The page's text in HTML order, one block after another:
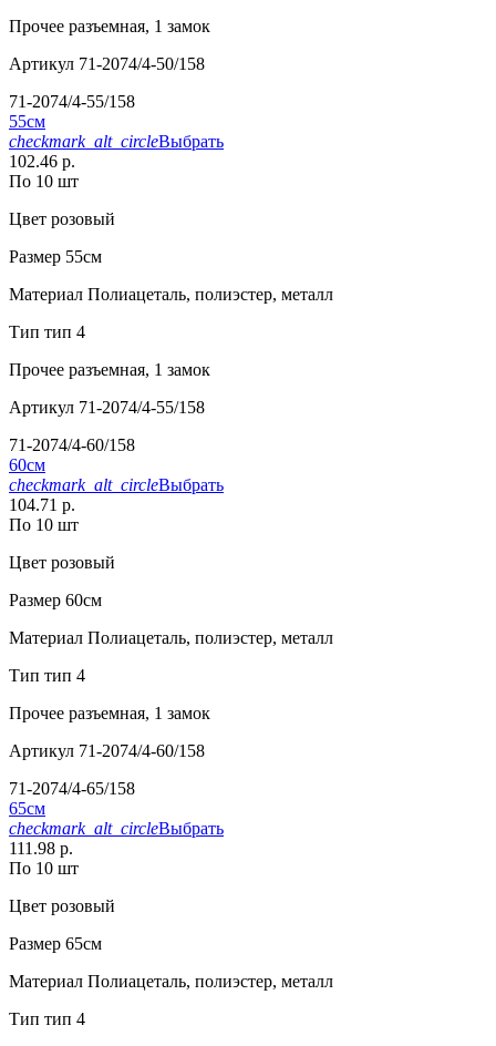
Прочее разъемная, 1 замок
Артикул 71-2074/4-50/158
71-2074/4-55/158
55см
checkmark_alt_circleВыбрать
102.46 р.
По 10 шт
Цвет розовый
Размер 55см
Материал Полиацеталь, полиэстер, металл
Тип тип 4
Прочее разъемная, 1 замок
Артикул 71-2074/4-55/158
71-2074/4-60/158
60см
checkmark_alt_circleВыбрать
104.71 р.
По 10 шт
Цвет розовый
Размер 60см
Материал Полиацеталь, полиэстер, металл
Тип тип 4
Прочее разъемная, 1 замок
Артикул 71-2074/4-60/158
71-2074/4-65/158
65см
checkmark_alt_circleВыбрать
111.98 р.
По 10 шт
Цвет розовый
Размер 65см
Материал Полиацеталь, полиэстер, металл
Тип тип 4